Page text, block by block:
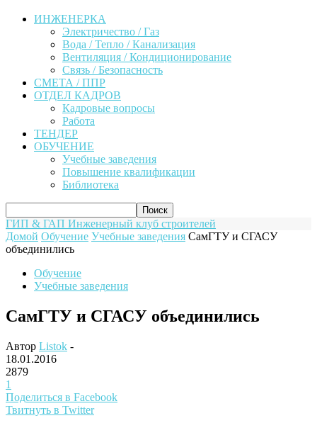
ИНЖЕНЕРКА
Электричество / Газ
Вода / Тепло / Канализация
Вентиляция / Кондиционирование
Связь / Безопасность
СМЕТА / ППР
ОТДЕЛ КАДРОВ
Кадровые вопросы
Работа
ТЕНДЕР
ОБУЧЕНИЕ
Учебные заведения
Повышение квалификации
Библиотека
ГИП & ГАП Инженерный клуб строителей
Домой Обучение Учебные заведения СамГТУ и СГАСУ
объединились
Обучение
Учебные заведения
СамГТУ и СГАСУ объединились
Автор Listok -
18.01.2016
2879
1
Поделиться в Facebook
Твитнуть в Twitter